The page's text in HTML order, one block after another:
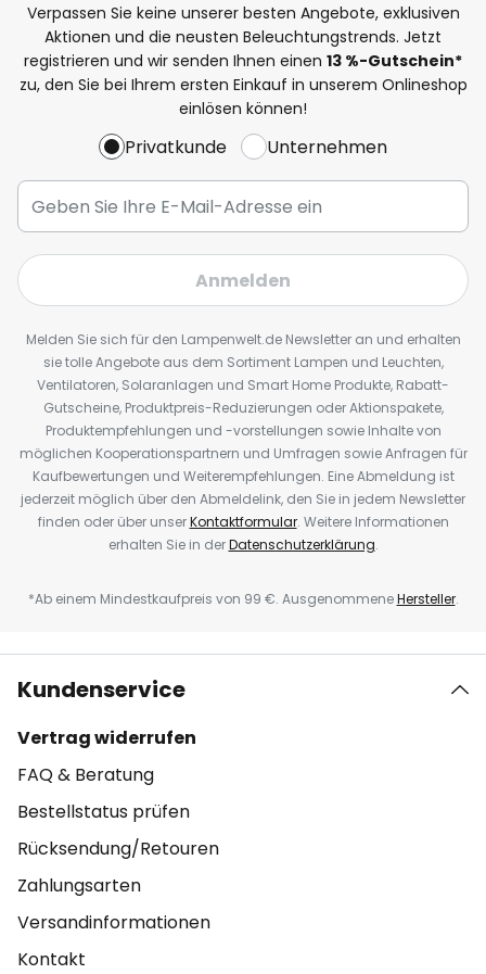
Verpassen Sie keine unserer besten Angebote, exklusiven
Aktionen und die neusten Beleuchtungstrends. Jetzt
registrieren und wir senden Ihnen einen 13 %-Gutschein*
zu, den Sie bei Ihrem ersten Einkauf in unserem Onlineshop
einlösen können!
Privatkunde Unternehmen
Anmelden
Melden Sie sich für den Lampenwelt.de Newsletter an und erhalten
sie tolle Angebote aus dem Sortiment Lampen und Leuchten,
Ventilatoren, Solaranlagen und Smart Home Produkte, Rabatt-
Gutscheine, Produktpreis-Reduzierungen oder Aktionspakete,
Produktempfehlungen und -vorstellungen sowie Inhalte von
möglichen Kooperationspartnern und Umfragen sowie Anfragen für
Kaufbewertungen und Weiterempfehlungen. Eine Abmeldung ist
jederzeit möglich über den Abmeldelink, den Sie in jedem Newsletter
finden oder über unserKontaktformular. Weitere Informationen
erhalten Sie in derDatenschutzerklärung.
*Ab einem Mindestkaufpreis von 99 €. AusgenommeneHersteller.
Kundenservice
Vertrag widerrufen
FAQ & Beratung
Bestellstatus prüfen
Rücksendung/Retouren
Zahlungsarten
Versandinformationen
Kontakt